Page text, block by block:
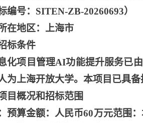
编号： SITEN-ZB-20260693）
在地区：上海市
标条件
化项目管理AI功能提升服务已
为上海开放大学。本项目已具
目概况和招标范围
预算金额：人民币60万元范围